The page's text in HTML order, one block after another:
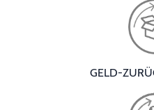
GELD-